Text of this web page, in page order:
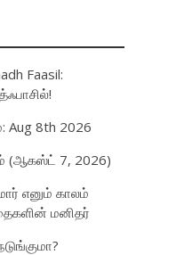
Faasil:
Aug 8th 2026
(ஆகஸ்ட் 7, 2026)
எனும் காலம்
மனிதர்